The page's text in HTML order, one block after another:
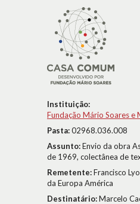
Instituição:
Fundação Mário Soares e
Pasta:02968.036.008
Assunto:Envio da obra
de 1969, colectânea de
Remetente:Francisco
da Europa América
Destinatário:Marcelo